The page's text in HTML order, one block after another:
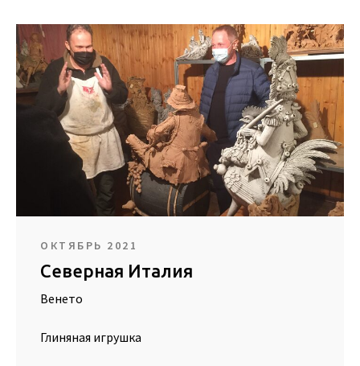
ОКТЯБРЬ 2021
Северная Италия
Венето
Глиняная игрушка